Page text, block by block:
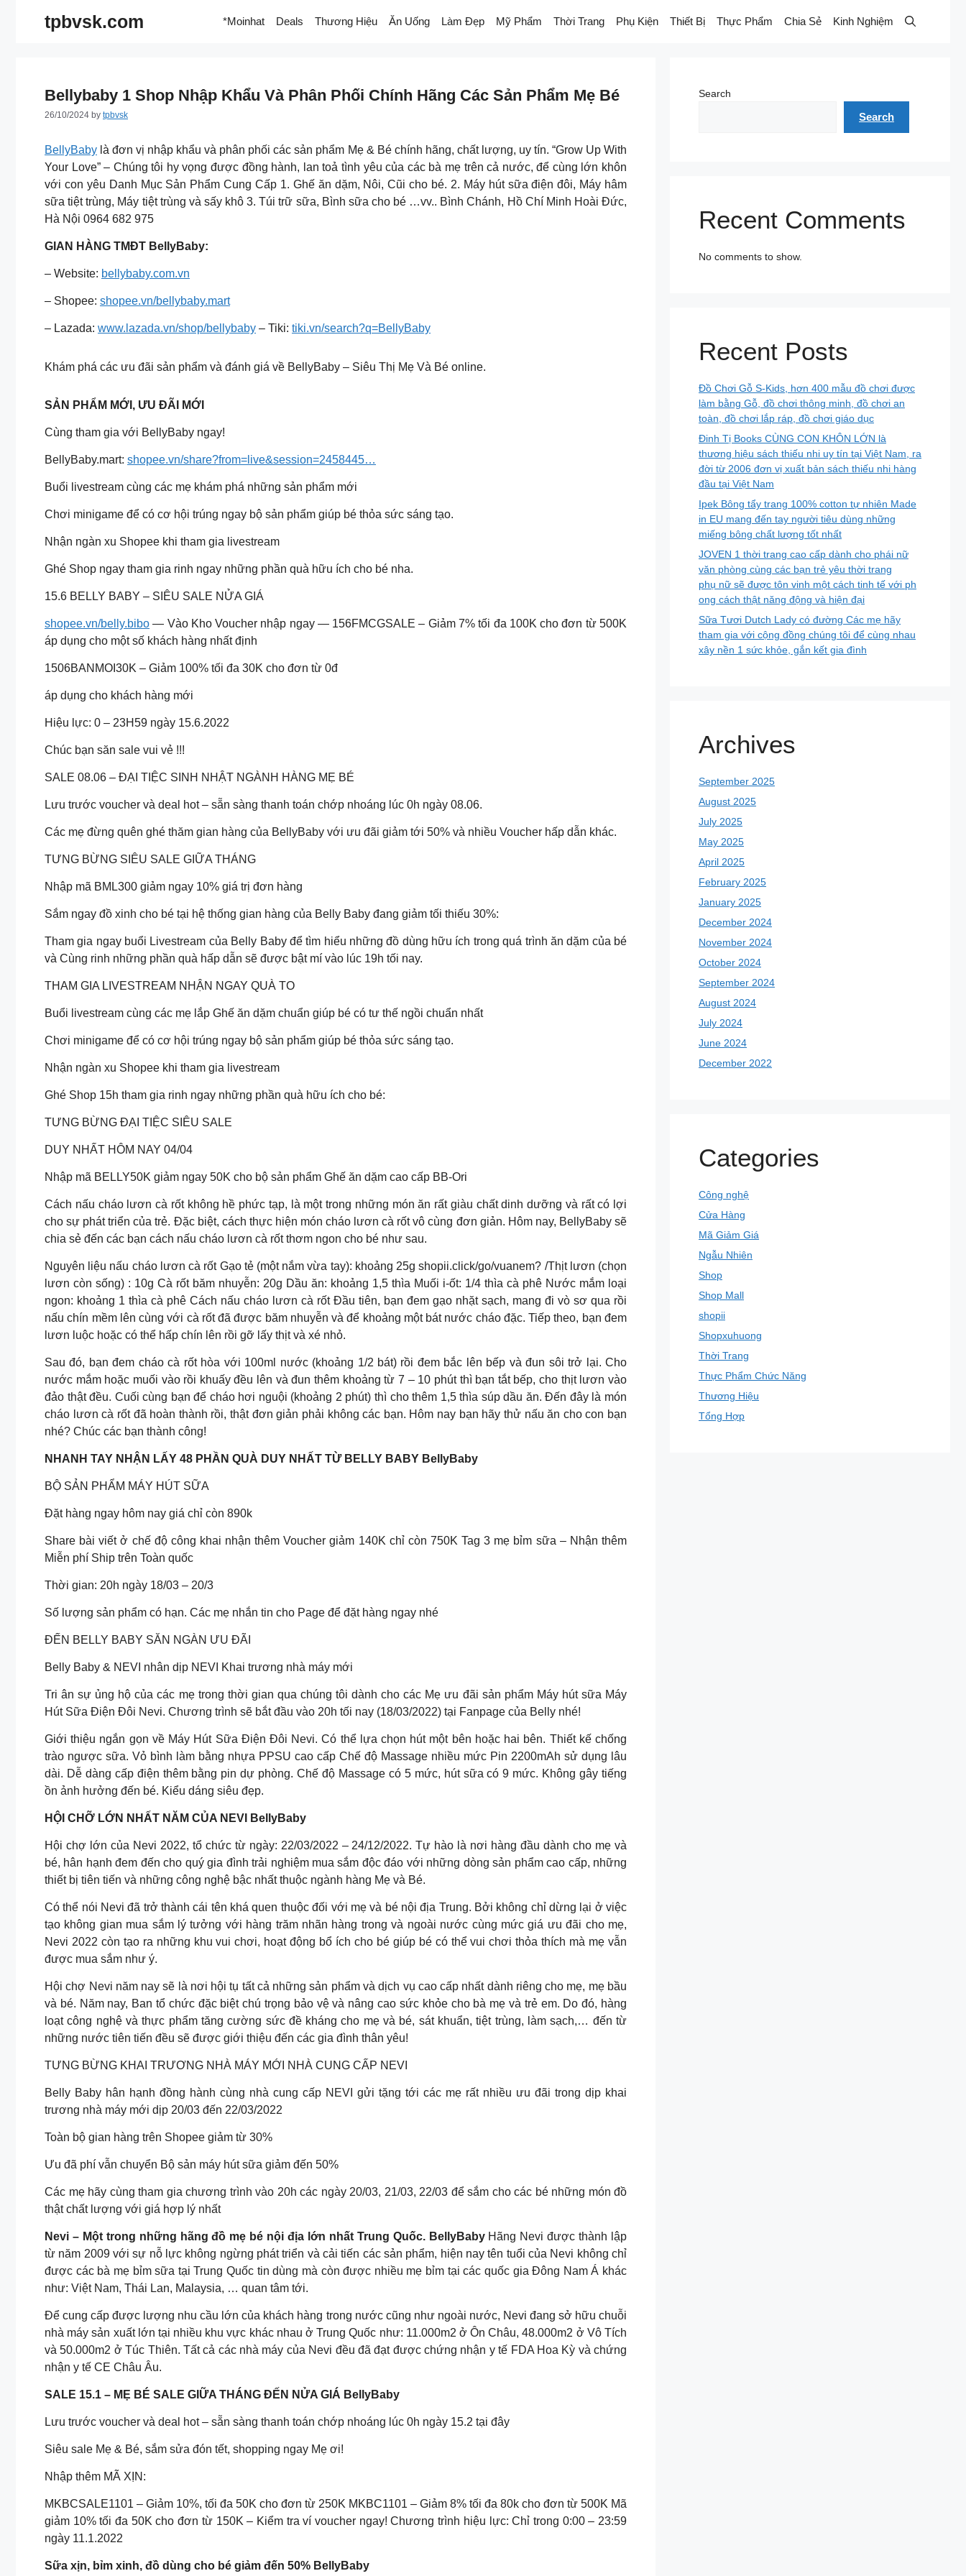
tpbvsk.com *Moinhat Deals Thương Hiệu Ăn Uống Làm Đẹp Mỹ Phẩm Thời Trang Phụ Kiện Thiết Bị Thực Phẩm Chia Sẻ Kinh Nghiệm
Bellybaby 1 Shop Nhập Khẩu Và Phân Phối Chính Hãng Các Sản Phẩm Mẹ Bé
26/10/2024 by tpbvsk
BellyBaby là đơn vị nhập khẩu và phân phối các sản phẩm Mẹ & Bé chính hãng, chất lượng, uy tín. “Grow Up With
Your Love” – Chúng tôi hy vọng được đồng hành, lan toả tình yêu của các bà mẹ trên cả nước, để cùng lớn khôn
với con yêu Danh Mục Sản Phẩm Cung Cấp 1. Ghế ăn dặm, Nôi, Cũi cho bé. 2. Máy hút sữa điện đôi, Máy hâm
sữa tiệt trùng, Máy tiệt trùng và sấy khô 3. Túi trữ sữa, Bình sữa cho bé …vv.. Bình Chánh, Hồ Chí Minh Hoài Đức,
Hà Nội 0964 682 975
GIAN HÀNG TMĐT BellyBaby:
– Website: bellybaby.com.vn
– Shopee: shopee.vn/bellybaby.mart
– Lazada: www.lazada.vn/shop/bellybaby – Tiki: tiki.vn/search?q=BellyBaby
Khám phá các ưu đãi sản phẩm và đánh giá về BellyBaby – Siêu Thị Mẹ Và Bé online.
SẢN PHẨM MỚI, ƯU ĐÃI MỚI
Cùng tham gia với BellyBaby ngay!
BellyBaby.mart: shopee.vn/share?from=live&session=2458445…
Buổi livestream cùng các mẹ khám phá những sản phẩm mới
Chơi minigame để có cơ hội trúng ngay bộ sản phẩm giúp bé thỏa sức sáng tạo.
Nhận ngàn xu Shopee khi tham gia livestream
Ghé Shop ngay tham gia rinh ngay những phần quà hữu ích cho bé nha.
15.6 BELLY BABY – SIÊU SALE NỬA GIÁ
shopee.vn/belly.bibo — Vào Kho Voucher nhập ngay — 156FMCGSALE – Giảm 7% tối đa 100K cho đơn từ 500K
áp dụng cho một số khách hàng nhất định
1506BANMOI30K – Giảm 100% tối đa 30K cho đơn từ 0đ
áp dụng cho khách hàng mới
Hiệu lực: 0 – 23H59 ngày 15.6.2022
Chúc bạn săn sale vui vẻ !!!
SALE 08.06 – ĐẠI TIỆC SINH NHẬT NGÀNH HÀNG MẸ BÉ
Lưu trước voucher và deal hot – sẵn sàng thanh toán chớp nhoáng lúc 0h ngày 08.06.
Các mẹ đừng quên ghé thăm gian hàng của BellyBaby với ưu đãi giảm tới 50% và nhiều Voucher hấp dẫn khác.
TƯNG BỪNG SIÊU SALE GIỮA THÁNG
Nhập mã BML300 giảm ngay 10% giá trị đơn hàng
Sắm ngay đồ xinh cho bé tại hệ thống gian hàng của Belly Baby đang giảm tối thiếu 30%:
Tham gia ngay buổi Livestream của Belly Baby để tìm hiểu những đồ dùng hữu ích trong quá trình ăn dặm của bé
và Cùng rinh những phần quà hấp dẫn sẽ được bật mí vào lúc 19h tối nay.
THAM GIA LIVESTREAM NHẬN NGAY QUÀ TO
Buổi livestream cùng các mẹ lắp Ghế ăn dặm chuẩn giúp bé có tư thế ngồi chuẩn nhất
Chơi minigame để có cơ hội trúng ngay bộ sản phẩm giúp bé thỏa sức sáng tạo.
Nhận ngàn xu Shopee khi tham gia livestream
Ghé Shop 15h tham gia rinh ngay những phần quà hữu ích cho bé:
TƯNG BỪNG ĐẠI TIỆC SIÊU SALE
DUY NHẤT HÔM NAY 04/04
Nhập mã BELLY50K giảm ngay 50K cho bộ sản phẩm Ghế ăn dặm cao cấp BB-Ori
Cách nấu cháo lươn cà rốt không hề phức tạp, là một trong những món ăn rất giàu chất dinh dưỡng và rất có lợi
cho sự phát triển của trẻ. Đặc biệt, cách thực hiện món cháo lươn cà rốt vô cùng đơn giản. Hôm nay, BellyBaby sẽ
chia sẻ đến các bạn cách nấu cháo lươn cà rốt thơm ngon cho bé như sau.
Nguyên liệu nấu cháo lươn cà rốt Gạo tẻ (một nắm vừa tay): khoảng 25g shopii.click/go/vuanem? /Thịt lươn (chọn
lươn còn sống) : 10g Cà rốt băm nhuyễn: 20g Dầu ăn: khoảng 1,5 thìa Muối i-ốt: 1/4 thìa cà phê Nước mắm loại
ngon: khoảng 1 thìa cà phê Cách nấu cháo lươn cà rốt Đầu tiên, bạn đem gạo nhặt sạch, mang đi vò sơ qua rồi
nấu chín mềm lên cùng với cà rốt đã được băm nhuyễn và để khoảng một bát nước cháo đặc. Tiếp theo, bạn đem
lươn luộc hoặc có thể hấp chín lên rồi gỡ lấy thịt và xé nhỏ.
Sau đó, bạn đem cháo cà rốt hòa với 100ml nước (khoảng 1/2 bát) rồi đem bắc lên bếp và đun sôi trở lại. Cho
nước mắm hoặc muối vào rồi khuấy đều lên và đun thêm khoảng từ 7 – 10 phút thì bạn tắt bếp, cho thịt lươn vào
đảo thật đều. Cuối cùng bạn để cháo hơi nguội (khoảng 2 phút) thì cho thêm 1,5 thìa súp dầu ăn. Đến đây là món
cháo lươn cà rốt đã hoàn thành rồi, thật đơn giản phải không các bạn. Hôm nay bạn hãy thử nấu ăn cho con bạn
nhé? Chúc các bạn thành công!
NHANH TAY NHẬN LẤY 48 PHẦN QUÀ DUY NHẤT TỪ BELLY BABY BellyBaby
BỘ SẢN PHẨM MÁY HÚT SỮA
Đặt hàng ngay hôm nay giá chỉ còn 890k
Share bài viết ở chế độ công khai nhận thêm Voucher giảm 140K chỉ còn 750K Tag 3 mẹ bỉm sữa – Nhận thêm
Miễn phí Ship trên Toàn quốc
Thời gian: 20h ngày 18/03 – 20/3
Số lượng sản phẩm có hạn. Các mẹ nhắn tin cho Page để đặt hàng ngay nhé
ĐẾN BELLY BABY SĂN NGÀN ƯU ĐÃI
Belly Baby & NEVI nhân dịp NEVI Khai trương nhà máy mới
Tri ân sự ủng hộ của các mẹ trong thời gian qua chúng tôi dành cho các Mẹ ưu đãi sản phẩm Máy hút sữa Máy
Hút Sữa Điện Đôi Nevi. Chương trình sẽ bắt đầu vào 20h tối nay (18/03/2022) tại Fanpage của Belly nhé!
Giới thiệu ngắn gọn về Máy Hút Sữa Điện Đôi Nevi. Có thể lựa chọn hút một bên hoặc hai bên. Thiết kế chống
trào ngược sữa. Vỏ bình làm bằng nhựa PPSU cao cấp Chế độ Massage nhiều mức Pin 2200mAh sử dụng lâu
dài. Dễ dàng cấp điện thêm bằng pin dự phòng. Chế độ Massage có 5 mức, hút sữa có 9 mức. Không gây tiếng
ồn ảnh hưởng đến bé. Kiểu dáng siêu đẹp.
HỘI CHỠ LỚN NHẤT NĂM CỦA NEVI BellyBaby
Hội chợ lớn của Nevi 2022, tổ chức từ ngày: 22/03/2022 – 24/12/2022. Tự hào là nơi hàng đầu dành cho mẹ và
bé, hân hạnh đem đến cho quý gia đình trải nghiệm mua sắm độc đáo với những dòng sản phẩm cao cấp, những
thiết bị tiên tiến và những công nghệ bậc nhất thuộc ngành hàng Mẹ và Bé.
Có thể nói Nevi đã trở thành cái tên khá quen thuộc đối với mẹ và bé nội địa Trung. Bởi không chỉ dừng lại ở việc
tạo không gian mua sắm lý tưởng với hàng trăm nhãn hàng trong và ngoài nước cùng mức giá ưu đãi cho mẹ,
Nevi 2022 còn tạo ra những khu vui chơi, hoạt động bổ ích cho bé giúp bé có thể vui chơi thỏa thích mà mẹ vẫn
được mua sắm như ý.
Hội chợ Nevi năm nay sẽ là nơi hội tụ tất cả những sản phẩm và dịch vụ cao cấp nhất dành riêng cho mẹ, mẹ bầu
và bé. Năm nay, Ban tổ chức đặc biệt chú trọng bảo vệ và nâng cao sức khỏe cho bà mẹ và trẻ em. Do đó, hàng
loạt công nghệ và thực phẩm tăng cường sức đề kháng cho mẹ và bé, sát khuẩn, tiệt trùng, làm sạch,… đến từ
những nước tiên tiến đều sẽ được giới thiệu đến các gia đình thân yêu!
TƯNG BỪNG KHAI TRƯƠNG NHÀ MÁY MỚI NHÀ CUNG CẤP NEVI
Belly Baby hân hạnh đồng hành cùng nhà cung cấp NEVI gửi tặng tới các mẹ rất nhiều ưu đãi trong dịp khai
trương nhà máy mới dịp 20/03 đến 22/03/2022
Toàn bộ gian hàng trên Shopee giảm từ 30%
Ưu đã phí vẫn chuyển Bộ sản máy hút sữa giảm đến 50%
Các mẹ hãy cùng tham gia chương trình vào 20h các ngày 20/03, 21/03, 22/03 để sắm cho các bé những món đồ
thật chất lượng với giá hợp lý nhất
Nevi – Một trong những hãng đồ mẹ bé nội địa lớn nhất Trung Quốc. BellyBabyHãng Nevi được thành lập
từ năm 2009 với sự nỗ lực không ngừng phát triển và cải tiến các sản phẩm, hiện nay tên tuổi của Nevi không chỉ
được các bà mẹ bỉm sữa tại Trung Quốc tin dùng mà còn được nhiều mẹ bỉm tại các quốc gia Đông Nam Á khác
như: Việt Nam, Thái Lan, Malaysia, … quan tâm tới.
Để cung cấp được lượng nhu cầu lớn của khách hàng trong nước cũng như ngoài nước, Nevi đang sở hữu chuỗi
nhà máy sản xuất lớn tại nhiều khu vực khác nhau ở Trung Quốc như: 11.000m2 ở Ôn Châu, 48.000m2 ở Vô Tích
và 50.000m2 ở Túc Thiên. Tất cả các nhà máy của Nevi đều đã đạt được chứng nhận y tế FDA Hoa Kỳ và chứng
nhận y tế CE Châu Âu.
SALE 15.1 – MẸ BÉ SALE GIỮA THÁNG ĐẾN NỬA GIÁ BellyBaby
Lưu trước voucher và deal hot – sẵn sàng thanh toán chớp nhoáng lúc 0h ngày 15.2 tại đây
Siêu sale Mẹ & Bé, sắm sửa đón tết, shopping ngay Mẹ ơi!
Nhập thêm MÃ XỊN:
MKBCSALE1101 – Giảm 10%, tối đa 50K cho đơn từ 250K MKBC1101 – Giảm 8% tối đa 80k cho đơn từ 500K Mã
giảm 10% tối đa 50K cho đơn từ 150K – Kiểm tra ví voucher ngay! Chương trình hiệu lực: Chỉ trong 0:00 – 23:59
ngày 11.1.2022
Sữa xịn, bỉm xinh, đồ dùng cho bé giảm đến 50% BellyBaby
Search
Search
Recent Comments
No comments to show.
Recent Posts
Đồ Chơi Gỗ S-Kids, hơn 400 mẫu đồ chơi được
làm bằng Gỗ, đồ chơi thông minh, đồ chơi an
toàn, đồ chơi lắp ráp, đồ chơi giáo dục
Đinh Tị Books CÙNG CON KHÔN LỚN là
thương hiệu sách thiếu nhi uy tín tại Việt Nam, ra
đời từ 2006 đơn vị xuất bản sách thiếu nhi hàng
đầu tại Việt Nam
Ipek Bông tẩy trang 100% cotton tự nhiên Made
in EU mang đến tay người tiêu dùng những
miếng bông chất lượng tốt nhất
JOVEN 1 thời trang cao cấp dành cho phái nữ
văn phòng cùng các bạn trẻ yêu thời trang
phụ nữ sẽ được tôn vinh một cách tinh tế với ph
ong cách thật năng động và hiện đại
Sữa Tươi Dutch Lady có đường Các mẹ hãy
tham gia với cộng đồng chúng tôi để cùng nhau
xây nền 1 sức khỏe, gắn kết gia đình
Archives
September 2025
August 2025
July 2025
May 2025
April 2025
February 2025
January 2025
December 2024
November 2024
October 2024
September 2024
August 2024
July 2024
June 2024
December 2022
Categories
Công nghệ
Cửa Hàng
Mã Giảm Giá
Ngẫu Nhiên
Shop
Shop Mall
shopii
Shopxuhuong
Thời Trang
Thực Phẩm Chức Năng
Thương Hiệu
Tổng Hợp